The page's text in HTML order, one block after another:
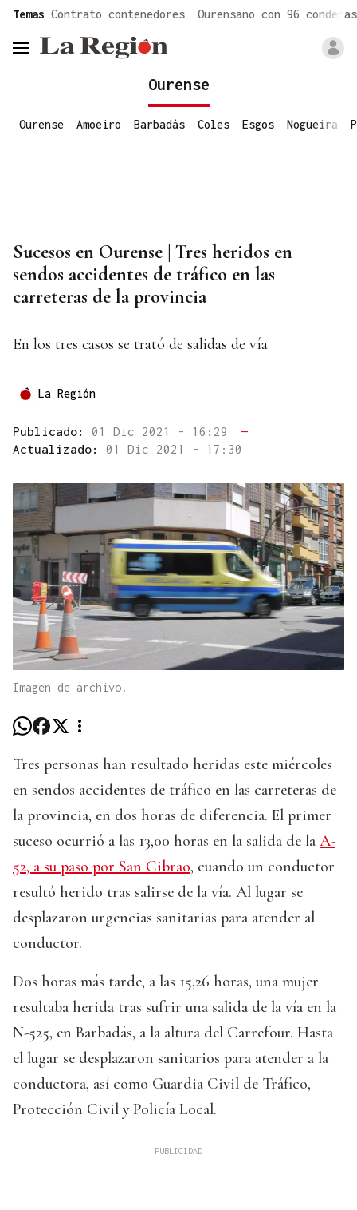
Temas Contrato contenedores Ourensano con 96 condenas
header.menu.open
Ourense
Ourense Amoeiro Barbadás Coles Esgos Nogueira
Sucesos en Ourense | Tres heridos en
sendos accidentes de tráfico en las
carreteras de la provincia
En los tres casos se trató de salidas de vía
La Región
Publicado: 01 Dic 2021 - 16:29
—
Actualizado: 01 Dic 2021 - 17:30
Imagen de archivo.
Tres personas han resultado heridas este miércoles
en sendos accidentes de tráfico en las carreteras de
la provincia, en dos horas de diferencia. El primer
suceso ocurrió a las 13,00 horas en la salida de la A-
52, a su paso por San Cibrao, cuando un conductor
resultó herido tras salirse de la vía. Al lugar se
desplazaron urgencias sanitarias para atender al
conductor.
Dos horas más tarde, a las 15,26 horas, una mujer
resultaba herida tras sufrir una salida de la vía en la
N-525, en Barbadás, a la altura del Carrefour. Hasta
el lugar se desplazaron sanitarios para atender a la
conductora, así como Guardia Civil de Tráfico,
Protección Civil y Policía Local.